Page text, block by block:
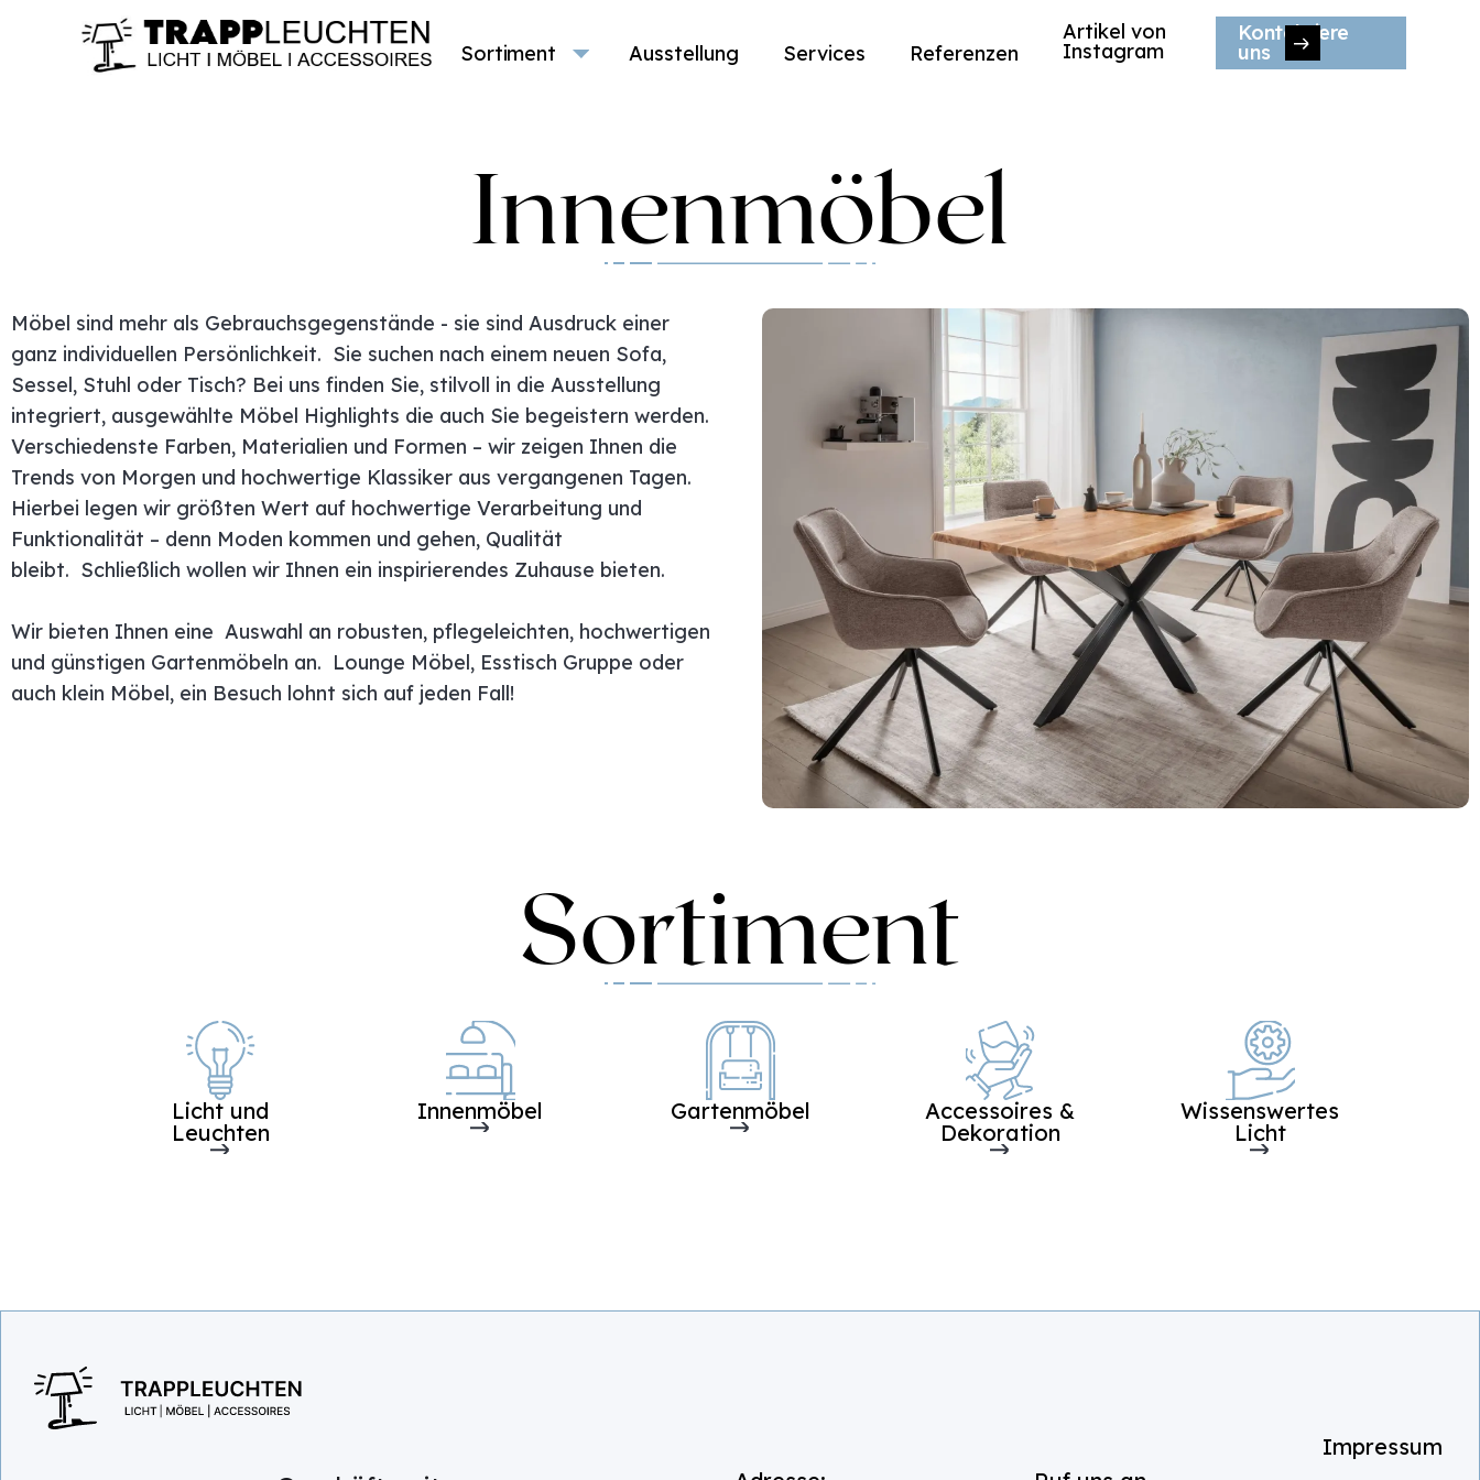
Sortiment Ausstellung Services Referenzen
Artikel von
Instagram
Kontaktiere
uns
Innenmöbel
Möbel sind mehr als Gebrauchsgegenstände - sie sind Ausdruck einer
ganz individuellen Persönlichkeit. Sie suchen nach einem neuen Sofa,
Sessel, Stuhl oder Tisch? Bei uns finden Sie, stilvoll in die Ausstellung
integriert, ausgewählte Möbel Highlights die auch Sie begeistern werden.
Verschiedenste Farben, Materialien und Formen – wir zeigen Ihnen die
Trends von Morgen und hochwertige Klassiker aus vergangenen Tagen.
Hierbei legen wir größten Wert auf hochwertige Verarbeitung und
Funktionalität – denn Moden kommen und gehen, Qualität
bleibt. Schließlich wollen wir Ihnen ein inspirierendes Zuhause bieten.
Wir bieten Ihnen eine Auswahl an robusten, pflegeleichten, hochwertigen
und günstigen Gartenmöbeln an. Lounge Möbel, Esstisch Gruppe oder
auch klein Möbel, ein Besuch lohnt sich auf jeden Fall!
Sortiment
Licht und
Leuchten
Innenmöbel Gartenmöbel
Accessoires &
Dekoration
Wissenswertes
Licht
Impressum